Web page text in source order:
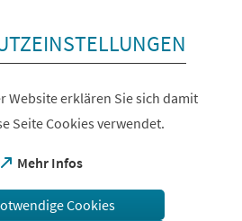
Website erklären Sie sich damit
Seite Cookies verwendet.
Mehr Infos
(Öffnet
einem
Cookies